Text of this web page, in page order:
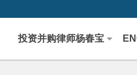
投资并购律师杨春宝